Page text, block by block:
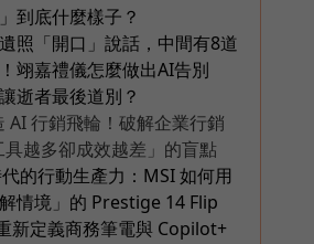
到底什麼樣子？
照「開口」說話，中間有8道
翊嘉禮儀怎麼做出AI告別
逝者最後道別？
AI 行銷飛輪！破解企業行銷
具越多卻成效越差」的盲點
的行動生產力：MSI 如何用
解情境」的 Prestige 14 Flip
新定義商務筆電與 Copilot+